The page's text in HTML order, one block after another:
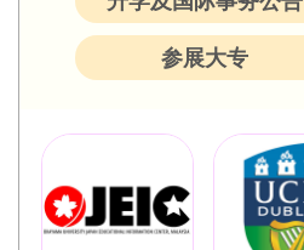
参展大专